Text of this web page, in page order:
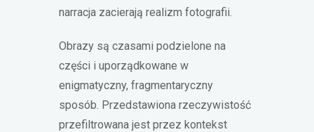
narracja zacierają realizm fotografii.
Obrazy są czasami podzielone na
części i uporządkowane w
enigmatyczny, fragmentaryczny
sposób. Przedstawiona rzeczywistość
przefiltrowana jest przez kontekst